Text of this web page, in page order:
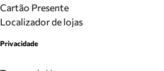
Cartão Presente
Localizador de lojas
Privacidade